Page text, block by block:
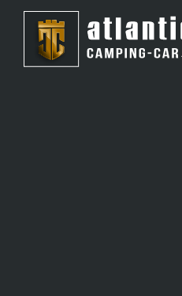
Panneau de gestion des cookies